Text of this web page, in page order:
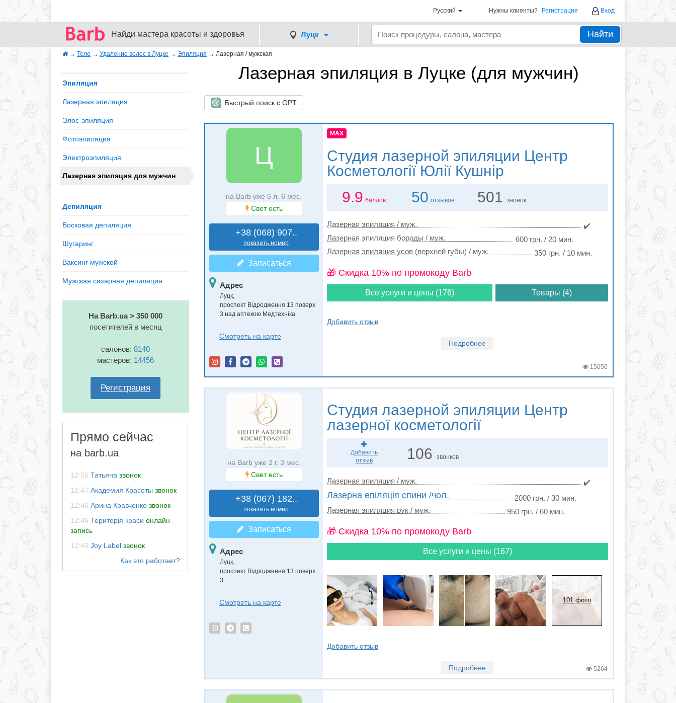
Русский Нужны клиенты? Регистрация Вход
Найди мастера красоты и здоровья Луцк Найти
→ Тело → Удаление волос в Луцке → Эпиляция → Лазерная / мужская
Лазерная эпиляция в Луцке (для мужчин)
Быстрый поиск с GPT
Эпиляция
Лазерная эпиляция
Элос-эпиляция
Фотоэпиляция
Электроэпиляция
Лазерная эпиляция для мужчин
Депиляция
Восковая депиляция
Шугаринг
Ваксинг мужской
Мужская сахарная депиляция
На Barb.ua > 350 000
посетителей в месяц
салонов:8140
мастеров: 14456
Регистрация
Прямо сейчас
на barb.ua
12:50 Татьяна звонок
12:47 Академия Красоты звонок
12:46 Арина Кравченко звонок
12:46 Територія краси онлайн
запись
12:45 Joy Label звонок
Ц
на Barb уже 6 л. 6 мес.
Свет есть
+38 (068) 907..
показать номер
Записаться
Адрес
Луцк,
проспект Відродження 13 поверх
3 над аптекою Медтехніка
Смотреть на карте
MAX
Студия лазерной эпиляции Центр
Косметології Юлії Кушнір
9.9 баллов 50 отзывов 501 звонок
Лазерная эпиляция / муж.
✔️
Лазерная эпиляция бороды / муж.
600 грн. / 20 мин.
Лазерная эпиляция усов (верхней губы) / муж.
350 грн. / 10 мин.
🎁 Cкидка 10% по промокоду Barb
Все услуги и цены (176) Товары (4)
Добавить отзыв
Подробнее
15050
на Barb уже 2 г. 3 мес.
Свет есть
+38 (067) 182..
показать номер
Записаться
Адрес
Луцк,
проспект Відродження 13 поверх
3
Смотреть на карте
Студия лазерной эпиляции Центр
лазерної косметології
Добавить
отзыв
106звонков
Лазерная эпиляция / муж. ✔️
Лазерна епіляція спини /чол.
2000 грн. / 30 мин.
Лазерная эпиляция рук / муж.
950 грн. / 60 мин.
🎁 Cкидка 10% по промокоду Barb
Все услуги и цены (167)
101 фото
Добавить отзыв
Подробнее 5264